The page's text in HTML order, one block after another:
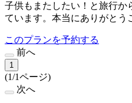
子供もまたしたい！と旅行か
ています。本当にありがとう
このプランを予約する
前へ
1
(1/1ページ)
次へ